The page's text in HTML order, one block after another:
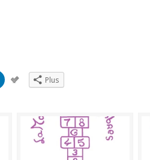
Cliquez
pour Plus